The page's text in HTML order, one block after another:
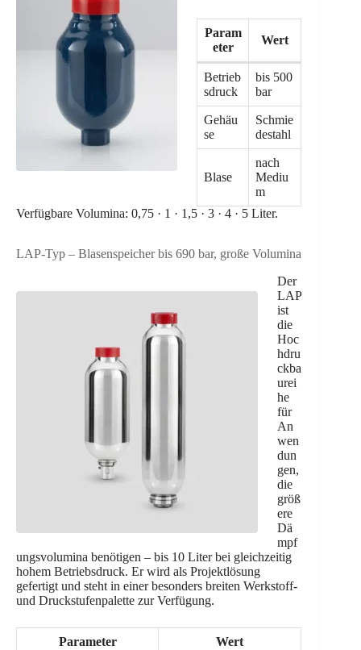
Param
eter
Wert
Betrieb
sdruck
bis 500
bar
Gehäu
se
Schmie
destahl
Blase
nach
Mediu
m
Verfügbare Volumina: 0,75 · 1 · 1,5 · 3 · 4 · 5 Liter.
LAP-Typ – Blasenspeicher bis 690 bar, große Volumina
Der
LAP
ist
die
Hoc
hdru
ckba
urei
he
für
An
wen
dun
gen,
die
größ
ere
Dä
mpf
ungsvolumina benötigen – bis 10 Liter bei gleichzeitig
hohem Betriebsdruck. Er wird als Projektlösung
gefertigt und steht in einer besonders breiten Werkstoff-
und Druckstufenpalette zur Verfügung.
Parameter Wert